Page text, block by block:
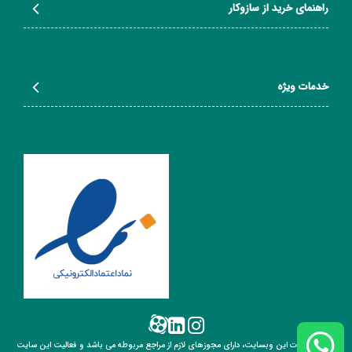
تا خریداران بتوانند با اطمینان خاطر، محصول مورد نظر خود را تهیه کنند.
راهنمای خرید از سازوکار
خدمات ویژه
تمامی خدمات این وبسایت، دارای مجوزهای لازم از مراجع مربوطه می باشد و فعالیت این سایت